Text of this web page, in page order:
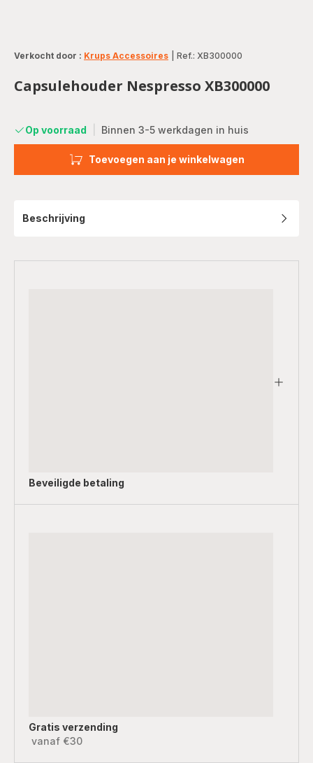
Verkocht door : Krups Accessoires Ref.: XB300000
Capsulehouder Nespresso XB300000
Op voorraad Binnen 3-5 werkdagen in huis
Toevoegen aan je winkelwagen
Beschrijving
Beveiligde betaling
Gratis verzending
vanaf €30